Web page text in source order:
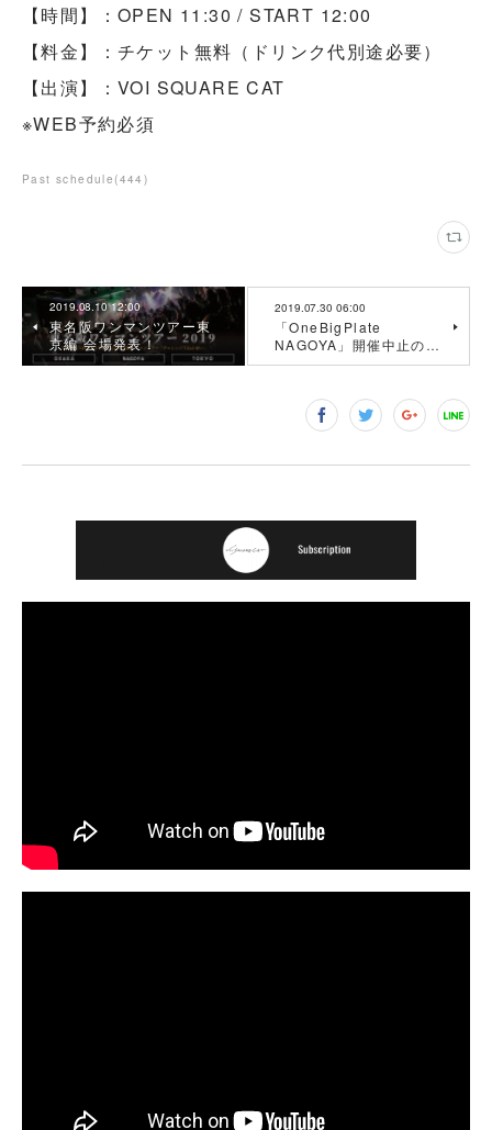
【時間】：OPEN 11:30 / START 12:00
【料金】：チケット無料（ドリンク代別途必要）
【出演】：VOI SQUARE CAT
※WEB予約必須
Past schedule (444 )
2019.08.10 12:00
東名阪ワンマンツアー東
京編 会場発表！
2019.07.30 06:00
「OneBigPlate
NAGOYA」開催中止の…